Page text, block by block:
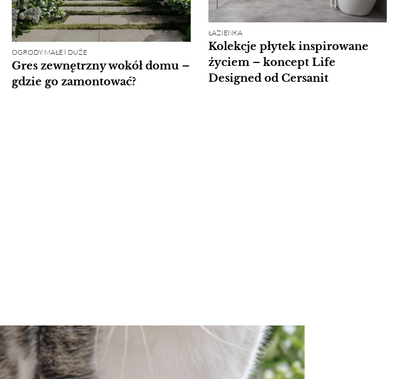
OGRODY MAŁE I DUŻE
Gres zewnętrzny wokół domu –
gdzie go zamontować?
ŁAZIENKA
Kolekcje płytek inspirowane
życiem – koncept Life
Designed od Cersanit